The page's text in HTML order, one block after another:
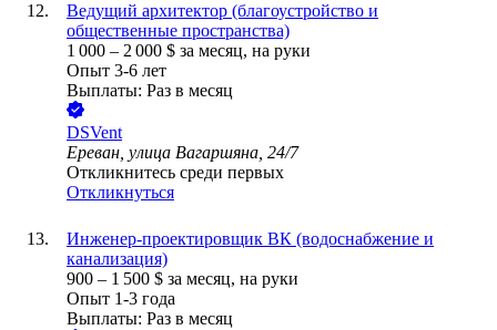
Ведущий архитектор (благоустройство и
общественные пространства)
1 000 – 2 000 $ за месяц, на руки
Опыт 3-6 лет
Выплаты: Раз в месяц
DSVent
Ереван, улица Вагаршяна, 24/7
Откликнитесь среди первых
Откликнуться
Инженер-проектировщик ВК (водоснабжение и
канализация)
900 – 1 500 $ за месяц, на руки
Опыт 1-3 года
Выплаты: Раз в месяц